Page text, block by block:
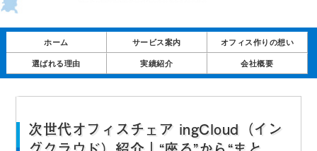
ホーム サービス案内 オフィス作りの想い
選ばれる理由 実績紹介 会社概要
次世代オフィスチェア ingCloud（イン